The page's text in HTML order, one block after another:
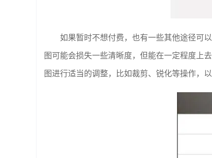
如果暂时不想付费，也有一些其他途径可
图可能会损失一些清晰度，但能在一定程度上
图进行适当的调整，比如裁剪、锐化等操作，